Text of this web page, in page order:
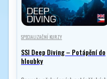
SPECIALIZAČNÍ KURZY
SSI Deep Diving – Potápění do
hloubky